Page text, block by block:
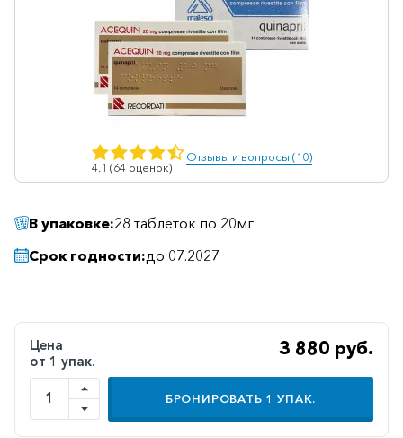
Ветеринарные
Витаминные
Гематологические
Гепатопротекторы
Гинекология
Желудочно-
кишечные
Иммунодепрессанты
Иммуностимуляторы
4.1 (64 оценок)
Отзывы и вопросы (10)
В упаковке:28 таблеток по 20мг
Срок годности:до 07.2027
Цена
от 1 упак.
3 880 руб.
БРОНИРОВАТЬ 1 УПАК.